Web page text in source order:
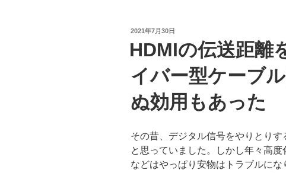
投
日:
2021年7月30日
HDMIの伝送距離
イバー型ケーブ
ぬ効用もあった
その昔、デジタル信号をやりとり
と思っていました。しかし年々高
などはやっぱり安物はトラブルに